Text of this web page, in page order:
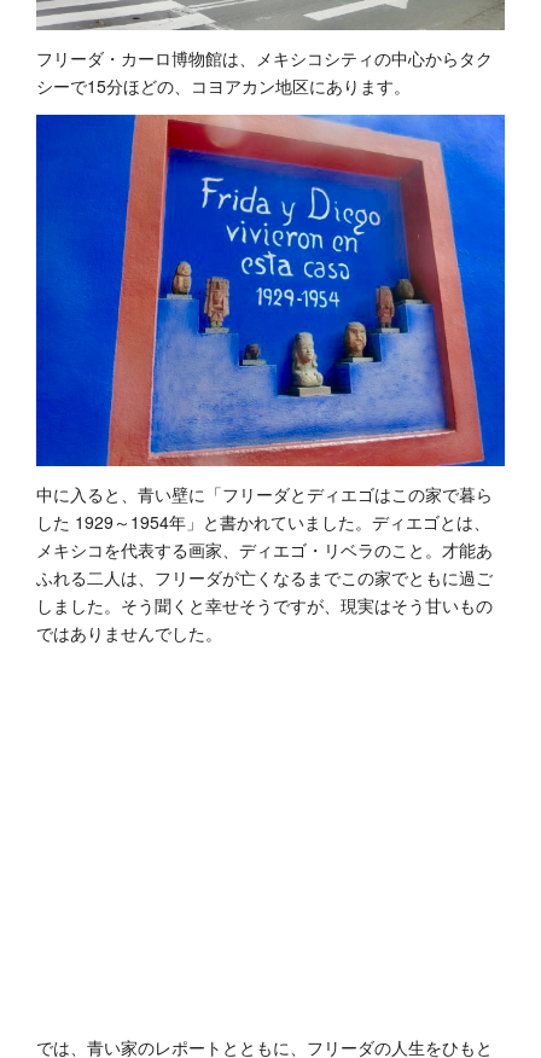
フリーダ・カーロ博物館は、メキシコシティの中心からタク
シーで15分ほどの、コヨアカン地区にあります。
中に入ると、青い壁に「フリーダとディエゴはこの家で暮ら
した 1929～1954年」と書かれていました。ディエゴとは、
メキシコを代表する画家、ディエゴ・リベラのこと。才能あ
ふれる二人は、フリーダが亡くなるまでこの家でともに過ご
しました。そう聞くと幸せそうですが、現実はそう甘いもの
ではありませんでした。
では、青い家のレポートとともに、フリーダの人生をひもと